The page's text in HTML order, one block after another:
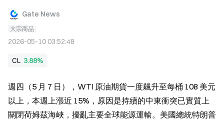
Gate News
大宗商品
2026-05-10 03:52:48
CL 3.88%
週四（5 月 7 日），WTI 原油期貨一度飆升至每桶 108 美元
以上，本週上漲近 15%，原因是持續的中東衝突已實質上
關閉荷姆茲海峽，擾亂主要全球能源運輸。美國總統特朗普